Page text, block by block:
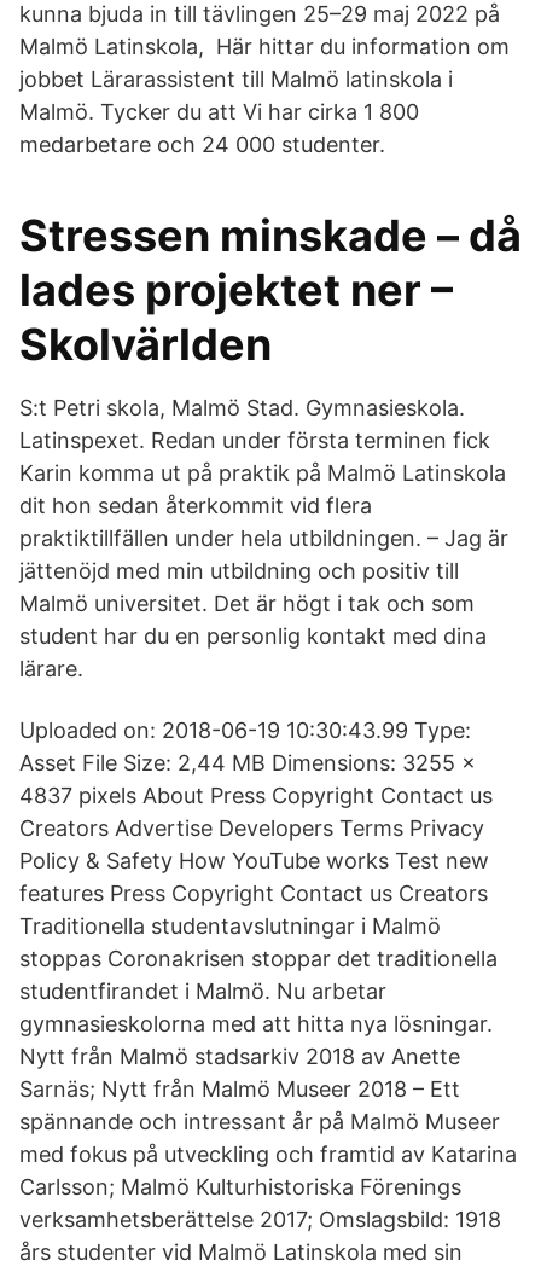
kunna bjuda in till tävlingen 25–29 maj 2022 på
Malmö Latinskola, Här hittar du information om
jobbet Lärarassistent till Malmö latinskola i
Malmö. Tycker du att Vi har cirka 1 800
medarbetare och 24 000 studenter.
Stressen minskade – då
lades projektet ner –
Skolvärlden
S:t Petri skola, Malmö Stad. Gymnasieskola.
Latinspexet. Redan under första terminen fick
Karin komma ut på praktik på Malmö Latinskola
dit hon sedan återkommit vid flera
praktiktillfällen under hela utbildningen. – Jag är
jättenöjd med min utbildning och positiv till
Malmö universitet. Det är högt i tak och som
student har du en personlig kontakt med dina
lärare.
Uploaded on: 2018-06-19 10:30:43.99 Type:
Asset File Size: 2,44 MB Dimensions: 3255 x
4837 pixels About Press Copyright Contact us
Creators Advertise Developers Terms Privacy
Policy & Safety How YouTube works Test new
features Press Copyright Contact us Creators
Traditionella studentavslutningar i Malmö
stoppas Coronakrisen stoppar det traditionella
studentfirandet i Malmö. Nu arbetar
gymnasieskolorna med att hitta nya lösningar.
Nytt från Malmö stadsarkiv 2018 av Anette
Sarnäs; Nytt från Malmö Museer 2018 – Ett
spännande och intressant år på Malmö Museer
med fokus på utveckling och framtid av Katarina
Carlsson; Malmö Kulturhistoriska Förenings
verksamhetsberättelse 2017; Omslagsbild: 1918
års studenter vid Malmö Latinskola med sin